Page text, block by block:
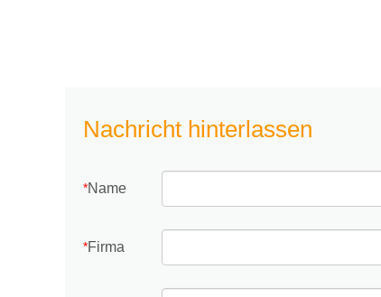
Nachricht hinterlassen
*Name
*Firma